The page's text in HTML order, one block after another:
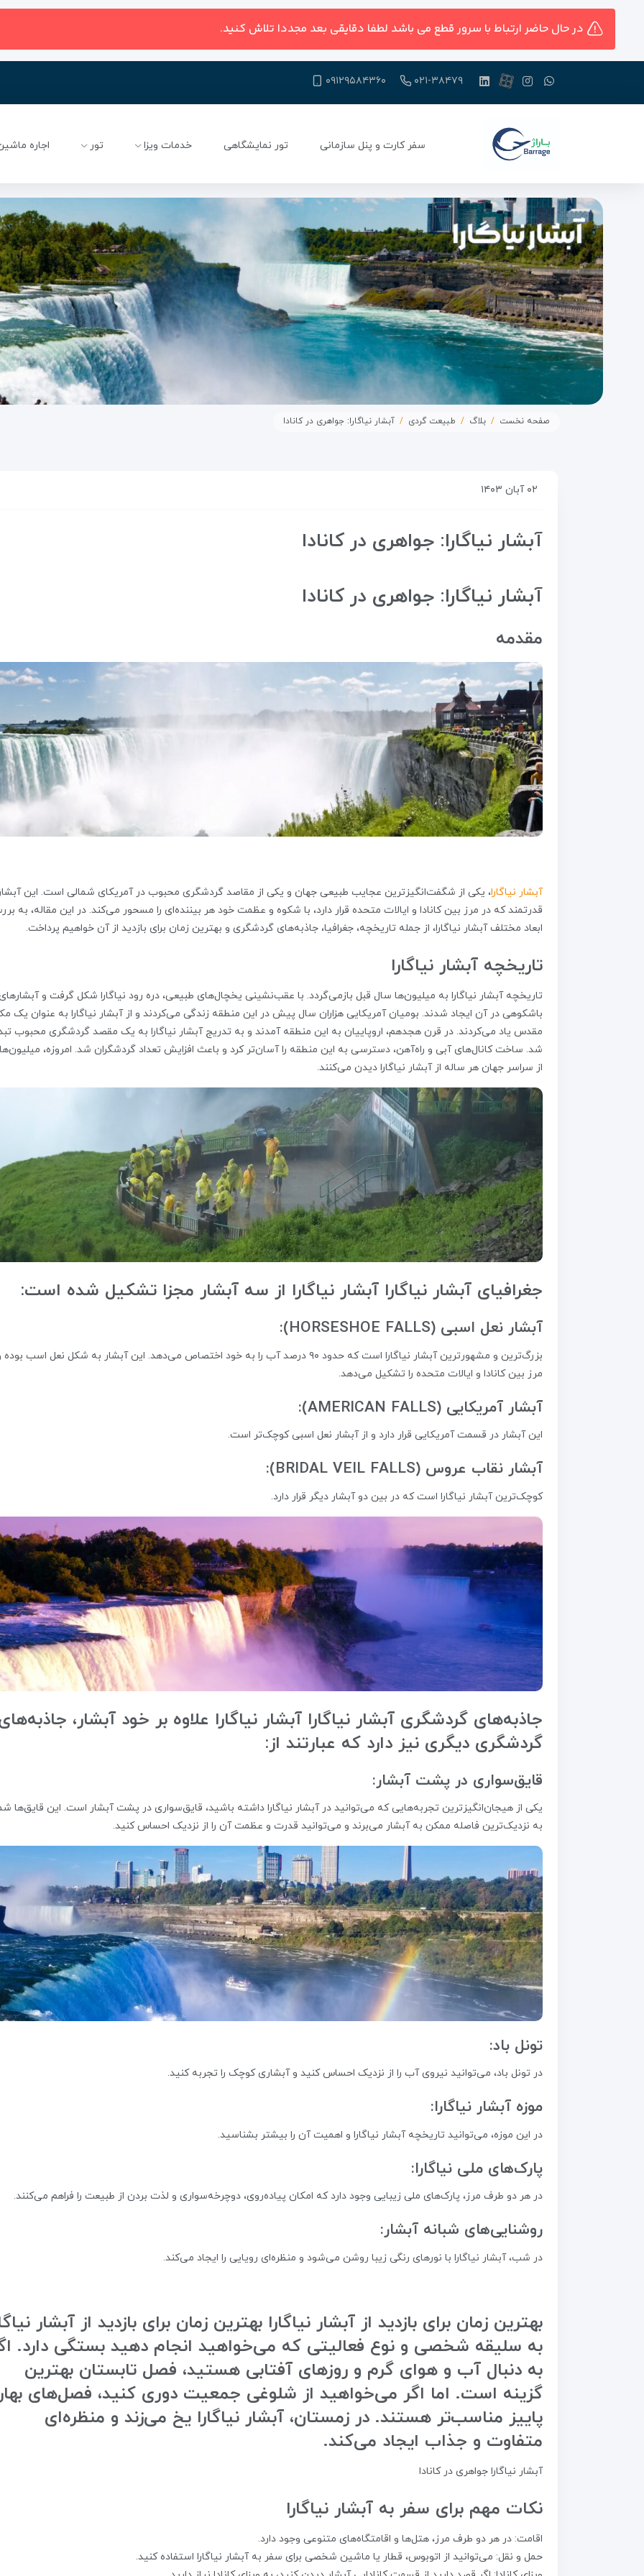
در حال حاضر ارتباط با سرور قطع می باشد لطفا دقایقی بعد مجددا تلاش کنید.
۰۲۱-۳۸۴۷۹ ۰۹۱۲۹۵۸۴۳۶۰
سفر کارت و پنل سازمانی تور نمایشگاهی خدمات ویزا تور اجاره
صفحه نخست بلاگ طبیعت گردی آبشار نیاگارا: جواهری در کانادا
۰۲ آبان ۱۴۰۳
آبشار نیاگارا: جواهری در کانادا
آبشار نیاگارا: جواهری در کانادا
مقدمه
آبشار نیاگارا، یکی از شگفت‌انگیزترین عجایب طبیعی جهان و یکی از مقاصد گردشگری محبوب در آمریکای شمالی است. این
قدرتمند که در مرز بین کانادا و ایالات متحده قرار دارد، با شکوه و عظمت خود هر بیننده‌ای را مسحور می‌کند. در این مقاله، به
ابعاد مختلف آبشار نیاگارا، از جمله تاریخچه، جغرافیا، جاذبه‌های گردشگری و بهترین زمان برای بازدید از آن خواهیم پرداخت.
تاریخچه آبشار نیاگارا
تاریخچه آبشار نیاگارا به میلیون‌ها سال قبل بازمی‌گردد. با عقب‌نشینی یخچال‌های طبیعی، دره رود نیاگارا شکل گرفت و
باشکوهی در آن ایجاد شدند. بومیان آمریکایی هزاران سال پیش در این منطقه زندگی می‌کردند و از آبشار نیاگارا به عنوان یک
مقدس یاد می‌کردند. در قرن هجدهم، اروپاییان به این منطقه آمدند و به تدریج آبشار نیاگارا به یک مقصد گردشگری محبوب
شد. ساخت کانال‌های آبی و راه‌آهن، دسترسی به این منطقه را آسان‌تر کرد و باعث افزایش تعداد گردشگران شد. امروزه،
از سراسر جهان هر ساله از آبشار نیاگارا دیدن می‌کنند.
جغرافیای آبشار نیاگارا آبشار نیاگارا از سه آبشار مجزا تشکیل شده است:
آبشار نعل اسبی (HORSESHOE FALLS):
بزرگ‌ترین و مشهورترین آبشار نیاگارا است که حدود ۹۰ درصد آب را به خود اختصاص می‌دهد. این آبشار به شکل نعل اسب
مرز بین کانادا و ایالات متحده را تشکیل می‌دهد.
آبشار آمریکایی (AMERICAN FALLS):
این آبشار در قسمت آمریکایی قرار دارد و از آبشار نعل اسبی کوچک‌تر است.
آبشار نقاب عروس (BRIDAL VEIL FALLS):
کوچک‌ترین آبشار نیاگارا است که در بین دو آبشار دیگر قرار دارد.
جاذبه‌های گردشگری آبشار نیاگارا آبشار نیاگارا علاوه بر خود آبشار،
گردشگری دیگری نیز دارد که عبارتند از:
قایق‌سواری در پشت آبشار:
یکی از هیجان‌انگیزترین تجربه‌هایی که می‌توانید در آبشار نیاگارا داشته باشید، قایق‌سواری در پشت آبشار است. این قایق‌ها
به نزدیک‌ترین فاصله ممکن به آبشار می‌برند و می‌توانید قدرت و عظمت آن را از نزدیک احساس کنید.
تونل باد:
در تونل باد، می‌توانید نیروی آب را از نزدیک احساس کنید و آبشاری کوچک را تجربه کنید.
موزه آبشار نیاگارا:
در این موزه، می‌توانید تاریخچه آبشار نیاگارا و اهمیت آن را بیشتر بشناسید.
پارک‌های ملی نیاگارا:
در هر دو طرف مرز، پارک‌های ملی زیبایی وجود دارد که امکان پیاده‌روی، دوچرخه‌سواری و لذت بردن از طبیعت را فراهم می‌کنند.
روشنایی‌های شبانه آبشار:
در شب، آبشار نیاگارا با نورهای رنگی زیبا روشن می‌شود و منظره‌ای رویایی را ایجاد می‌کند.
بهترین زمان برای بازدید از آبشار نیاگارا بهترین زمان برای بازدید از آبشار
به سلیقه شخصی و نوع فعالیتی که می‌خواهید انجام دهید بستگی دارد.
به دنبال آب و هوای گرم و روزهای آفتابی هستید، فصل تابستان بهترین
گزینه است. اما اگر می‌خواهید از شلوغی جمعیت دوری کنید، فصل‌های
پاییز مناسب‌تر هستند. در زمستان، آبشار نیاگارا یخ می‌زند و منظره‌ای
متفاوت و جذاب ایجاد می‌کند.
آبشار نیاگارا جواهری در کانادا
نکات مهم برای سفر به آبشار نیاگارا
اقامت: در هر دو طرف مرز، هتل‌ها و اقامتگاه‌های متنوعی وجود دارد.
حمل و نقل: می‌توانید از اتوبوس، قطار یا ماشین شخصی برای سفر به آبشار نیاگارا استفاده کنید.